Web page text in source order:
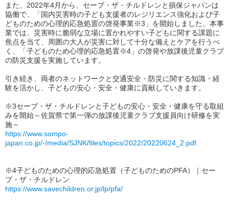
また、2022年4月から、セーブ・ザ・チルドレンと損保ジャパンは
協働で、「国内災害時の子ども支援者のレジリエンス強化および子
どものための心理的応急処置の啓発事業※3」を開始しました。本事
業では、災害時に脆弱な立場に置かれやすい子どもに関する課題に
焦点を当て、周囲の大人が災害に対して十分な備えとケアを行うべ
く、「子どものため心理的応急処置※4」の啓発や放課後児童クラブ
の防災支援を実施しています。
引き続き、両者のネットワークと交通安全・防災に関する知識・経
験を活かし、子どもの安心・安全・健康に貢献していきます。
※3セーブ・ザ・チルドレンと子どもの安心・安全・健康を守る取組
みを開始～佐賀県で第一弾の放課後児童クラブ支援員向け研修を実
施～
https://www.sompo-
japan.co.jp/-/media/SJNK/files/topics/2022/20220624_2.pdf
※4子どものための心理的応急処置（子どものためのPFA）｜セー
ブ・ザ・チルドレン
https://www.savechildren.or.jp/lp/pfa/